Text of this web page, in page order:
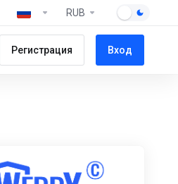
RUB
Регистрация Вход